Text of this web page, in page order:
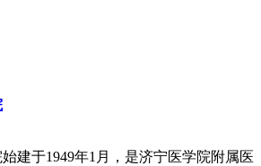
建于1949年1月，是济宁医学院附属医